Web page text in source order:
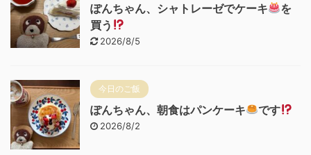
ぽんちゃん、シャトレーゼでケーキ
を
買う
2026/8/5
今日のご飯
ぽんちゃん、朝食はパンケーキ です
2026/8/2